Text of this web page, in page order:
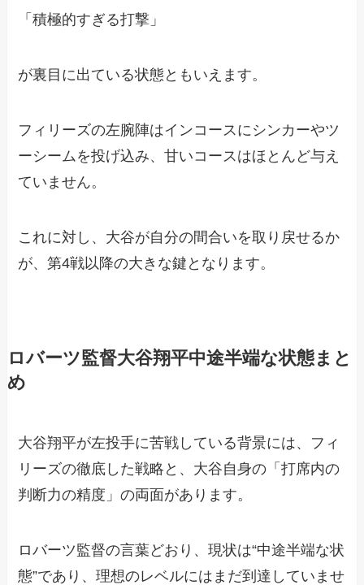
「積極的すぎる打撃」
が裏目に出ている状態ともいえます。
フィリーズの左腕陣はインコースにシンカーやツ
ーシームを投げ込み、甘いコースはほとんど与え
ていません。
これに対し、大谷が自分の間合いを取り戻せるか
が、第4戦以降の大きな鍵となります。
ロバーツ監督大谷翔平中途半端な状態まと
め
大谷翔平が左投手に苦戦している背景には、フィ
リーズの徹底した戦略と、大谷自身の「打席内の
判断力の精度」の両面があります。
ロバーツ監督の言葉どおり、現状は“中途半端な状
態”であり、理想のレベルにはまだ到達していませ